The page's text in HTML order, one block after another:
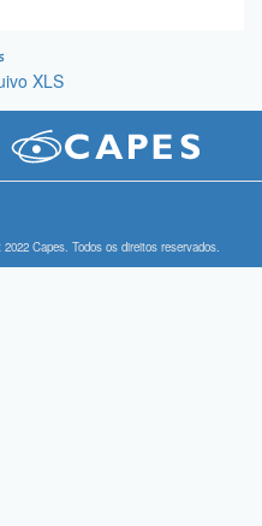
XLS
2022 Capes. Todos os direitos reservados.